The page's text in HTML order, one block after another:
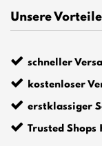
Unsere Vorteile
schneller
kostenloser
erstklassiger
Trusted Shops